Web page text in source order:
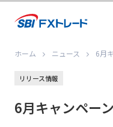
ホーム ニュース 6月
リリース情報
6月キャンペー